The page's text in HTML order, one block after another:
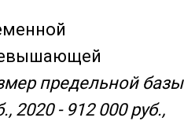
предельной базы
2020 - 912 000 руб.,